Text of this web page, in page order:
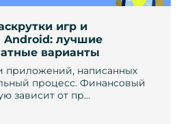
игр и
лучшие
варианты
написанных
процесс. Финансовый
зависит от пр…